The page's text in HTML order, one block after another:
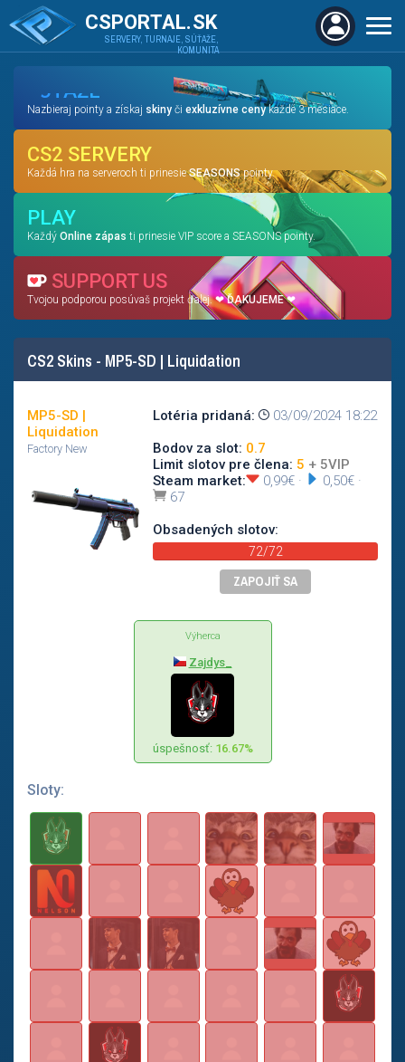
CSPORTAL.SK
SERVERY, TURNAJE, SÚŤAŽE,
KOMUNITA
SÚŤAŽE
Nazbieraj pointy a získaj skiny či exkluzívne cenykaždé 3 mesiace.
CS2 SERVERY
Každá hra na serveroch ti prinesieSEASONSpointy.
PLAY
Každý Online zápas ti prinesie VIP score a SEASONS pointy.
SUPPORT US
Tvojou podporou posúvaš projekt ďalej. ❤ĎAKUJEME❤
CS2 Skins - MP5-SD | Liquidation
MP5-SD |
Liquidation
Factory New
Lotéria pridaná:
03/09/2024 18:22
Bodov za slot: 0.7
Limit slotov pre člena: 5 + 5VIP
Steam market:
0,99€ · 0,50€ ·
67
Obsadených slotov:
72/72
ZAPOJIŤ SA
Výherca
Zajdys_
úspešnosť: 16.67%
Sloty: